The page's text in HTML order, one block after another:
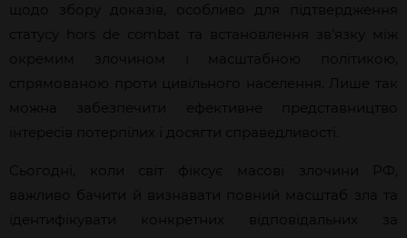
щодо збору доказів, особливо для підтвердження
статусу hors de combat та встановлення зв’язку між
окремим злочином і масштабною політикою,
спрямованою проти цивільного населення. Лише так
можна забезпечити ефективне представництво
інтересів потерпілих і досягти справедливості.
Сьогодні, коли світ фіксує масові злочини РФ,
важливо бачити й визнавати повний масштаб зла та
ідентифікувати конкретних відповідальних за